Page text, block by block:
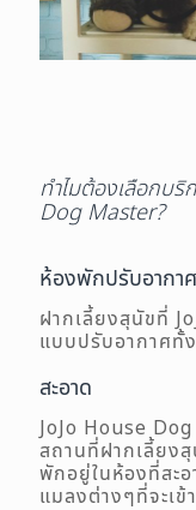
ทำไมต้องเลือกบ
Dog Master?
ห้องพักปรับอากาศ
ฝากเลี้ยงสุนัขที่
แบบปรับอากาศทั้
สะอาด
JoJo House
สถานที่ฝากเลี้ยง
พักอยู่ในห้องที่สะอ
แมลงต่างๆที่จะเข้